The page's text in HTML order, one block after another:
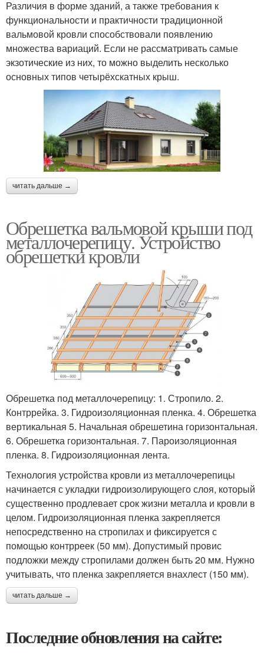
Различия в форме зданий, а также требования к
функциональности и практичности традиционной
вальмовой кровли способствовали появлению
множества вариаций. Если не рассматривать самые
экзотические из них, то можно выделить несколько
основных типов четырёхскатных крыш.
читать дальше →
Обрешетка вальмовой крыши под
металлочерепицу. Устройство
обрешетки кровли
Обрешетка под металлочерепицу: 1. Стропило. 2.
Контррейка. 3. Гидроизоляционная пленка. 4. Обрешетка
вертикальная 5. Начальная обрешетина горизонтальная.
6. Обрешетка горизонтальная. 7. Пароизоляционная
пленка. 8. Гидроизоляционная лента.
Технология устройства кровли из металлочерепицы
начинается с укладки гидроизолирующего слоя, который
существенно продлевает срок жизни металла и кровли в
целом. Гидроизоляционная пленка закрепляется
непосредственно на стропилах и фиксируется с
помощью контрреек (50 мм). Допустимый провис
подложки между стропилами должен быть 20 мм. Нужно
учитывать, что пленка закрепляется внахлест (150 мм).
читать дальше →
Последние обновления на сайте: